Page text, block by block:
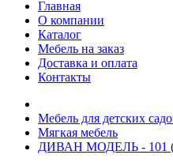
Главная
О компании
Каталог
Мебель на заказ
Доставка и оплата
Контакты
Мебель для детских
Мягкая мебель
ДИВАН МОДЕЛЬ - 101